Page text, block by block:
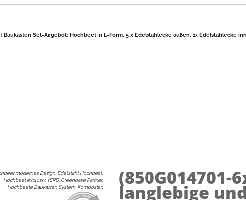
Set-Angebot: Hochbeet in L-Form, 5 x Edelstahlecke außen, 1x Edelstahlecke
modernes Design, Edelstahl Hochbeet,
Hochbeet exclusiv, YERD, Greenbase Partner,
Hochbeete Baukasten System, Komposter: (850G014701-
langlebige